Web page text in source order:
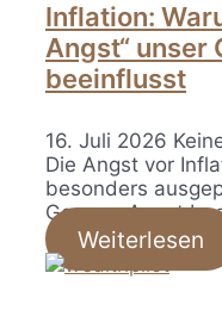
Inflation:
Angst“ unser
beeinflusst
16. Juli 2026
Die Angst vor
besonders
German Angst
Weiterlesen